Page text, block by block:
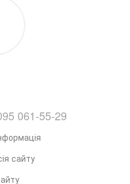
061-55-29
сайту